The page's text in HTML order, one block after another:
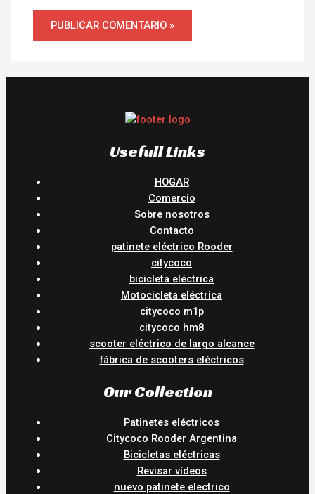
Usefull Links
HOGAR
Comercio
Sobre nosotros
Contacto
patinete eléctrico Rooder
citycoco
bicicleta eléctrica
Motocicleta eléctrica
citycoco m1p
citycoco hm8
scooter eléctrico de largo alcance
fábrica de scooters eléctricos
Our Collection
Patinetes eléctricos
Citycoco Rooder Argentina
Bicicletas eléctricas
Revisar vídeos
nuevo patinete electrico